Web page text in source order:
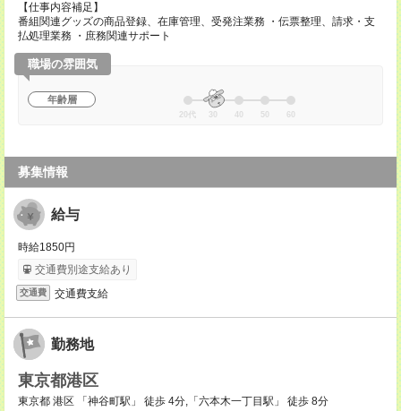
【仕事内容補足】
番組関連グッズの商品登録、在庫管理、受発注業務 ・伝票整理、請求・支
払処理業務 ・庶務関連サポート
職場の雰囲気
年齢層
20代 30 40 50 60
募集情報
給与
時給1850円
交通費別途支給あり
交通費 交通費支給
勤務地
東京都港区
東京都 港区 「神谷町駅」 徒歩 4分,「六本木一丁目駅」 徒歩 8分